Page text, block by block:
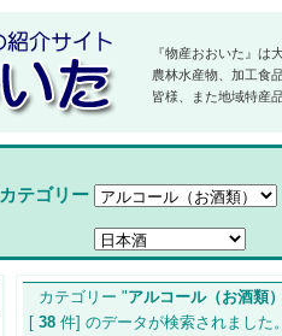
『物産おおいた』は
農林水産物、加工食
皆様、また地域特産
カテゴリー
カテゴリー "アルコール（お酒類
[ 38 件] のデータが検索されま